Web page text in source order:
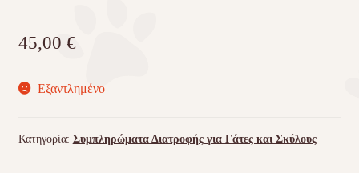
45,00 €
Εξαντλημένο
Κατηγορία: Συμπληρώματα Διατροφής για Γάτες και Σκύλους